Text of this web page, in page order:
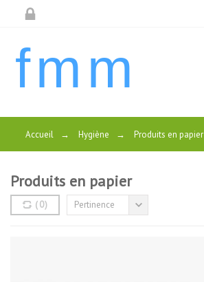
fmm
Accueil → Hygiène → Produits en papier
Produits en papier
(0) Pertinence